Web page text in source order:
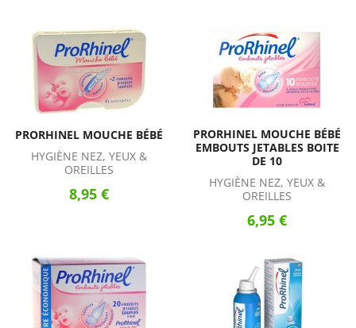
PRORHINEL MOUCHE BÉBÉ
HYGIÈNE NEZ, YEUX &
OREILLES
8,95 €
PRORHINEL MOUCHE BÉBÉ
EMBOUTS JETABLES BOITE
DE 10
HYGIÈNE NEZ, YEUX &
OREILLES
6,95 €